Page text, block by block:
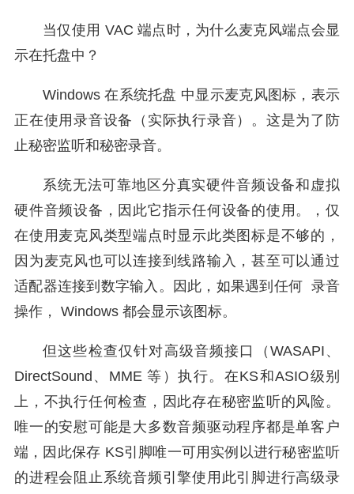
当仅使用 VAC 端点时，为什么麦克风端点会显
示在托盘中？
Windows 在系统托盘 中显示麦克风图标，表示
正在使用录音设备（实际执行录音）。这是为了防
止秘密监听和秘密录音。
系统无法可靠地区分真实硬件音频设备和虚拟
硬件音频设备，因此它指示任何设备的使用。，仅
在使用麦克风类型端点时显示此类图标是不够的，
因为麦克风也可以连接到线路输入，甚至可以通过
适配器连接到数字输入。因此，如果遇到任何 录音
操作， Windows 都会显示该图标。
但这些检查仅针对高级音频接口（WASAPI、
DirectSound、MME 等）执行。在KS和ASIO级别
上，不执行任何检查，因此存在秘密监听的风险。
唯一的安慰可能是大多数音频驱动程序都是单客户
端，因此保存 KS引脚唯一可用实例以进行秘密监听
的进程会阻止系统音频引擎使用此引脚进行高级录